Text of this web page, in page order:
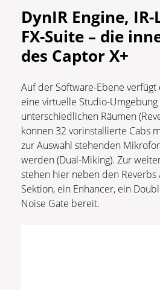
DynIR Engine,
FX-Suite – die
des Captor X+
Auf der Software-Ebene
eine virtuelle Studio-Umgebung
unterschiedlichen Räumen
können 32 vorinstallierte Cabs
zur Auswahl stehenden
werden (Dual-Miking). Zur
stehen hier neben den Reverbs
Sektion, ein Enhancer, ein
Noise Gate bereit.